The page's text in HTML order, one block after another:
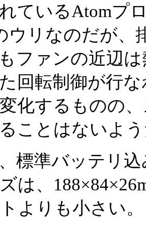
ているAtomプ
ウリなのだが、
ファンの近辺
回転制御が行
化するものの
ことはないよ
標準バッテリ込
は、
よりも小さい。